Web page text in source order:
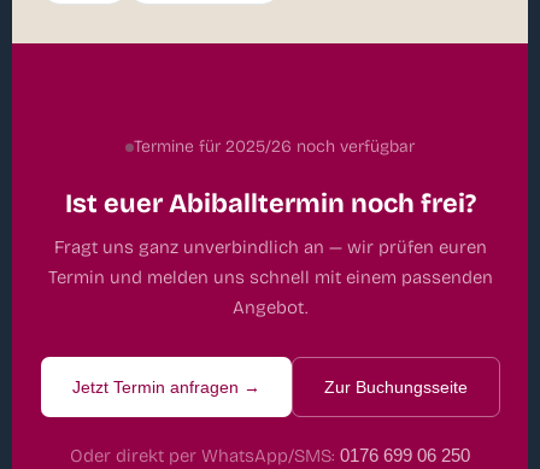
Termine für 2025/26 noch verfügbar
Ist euer Abiballtermin noch frei?
Fragt uns ganz unverbindlich an — wir prüfen euren
Termin und melden uns schnell mit einem passenden
Angebot.
Jetzt Termin anfragen → Zur Buchungsseite
Oder direkt per WhatsApp/SMS: 0176 699 06 250